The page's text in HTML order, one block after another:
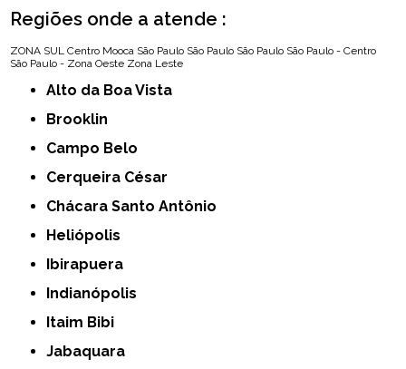
Regiões onde a atende :
ZONA SUL Centro Mooca São Paulo São Paulo São Paulo São Paulo - Centro
São Paulo - Zona Oeste Zona Leste
Alto da Boa Vista
Brooklin
Campo Belo
Cerqueira César
Chácara Santo Antônio
Heliópolis
Ibirapuera
Indianópolis
Itaim Bibi
Jabaquara